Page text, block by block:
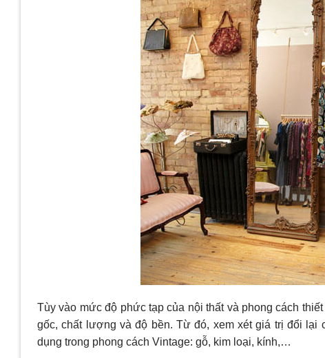
Tùy vào mức độ phức tạp của nội thất và phong cách
gốc, chất lượng và độ bền. Từ đó, xem xét giá trị đổi
dụng trong phong cách Vintage: gỗ, kim loại, kính,…